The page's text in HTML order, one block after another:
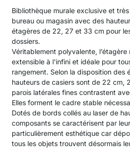
Bibliothèque murale exclusive et
bureau ou magasin avec des
étagères de 22, 27 et 33 cm pour
dossiers.
Véritablement polyvalente, l’étagère
extensible à l'infini et idéale pour
rangement. Selon la disposition des
hauteurs de casiers sont de 22 cm,
parois latérales fines contrastent
Elles forment le cadre stable
Dotés de bords collés au laser de
composants se caractérisent par
particulièrement esthétique car
tous les objets trouvent désormais